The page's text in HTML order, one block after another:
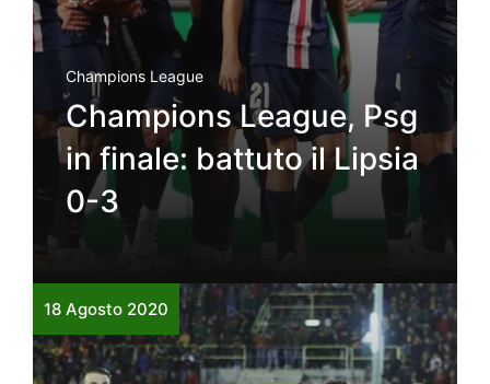
Champions League
Champions League, Psg
in finale: battuto il Lipsia
0-3
18 Agosto 2020